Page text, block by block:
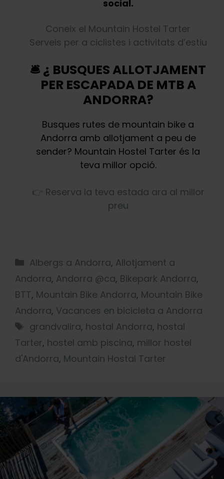
social.
Coneix el Mountain Hostel Tarter
Serveis per a ciclistes i activitats d’estiu
🛎️ ¿ BUSQUES ALLOTJAMENT
PER ESCAPADA DE MTB A
ANDORRA?
Busques rutes de mountain bike a
Andorra amb allotjament a peu de
sender? Mountain Hostel Tarter és la
teva millor opció.
👉 Reserva la teva estada ara al millor
preu
Albergs a Andorra, Allotjament a
Andorra, Andorra @ca, Bikepark Andorra,
BTT, Mountain Bike Andorra, Mountain Bike
Andorra, Vacances en bicicleta a Andorra
grandvalira, hostal Andorra, hostal
Tarter, hostel amb piscina, millor hostel
d'Andorra, Mountain Hostal Tarter